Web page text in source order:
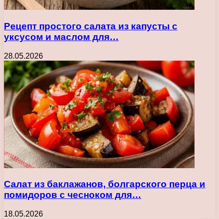
Рецепт простого салата из капусты с
уксусом и маслом для…
28.05.2026
Салат из баклажанов, болгарского перца и
помидоров с чесноком для…
18.05.2026